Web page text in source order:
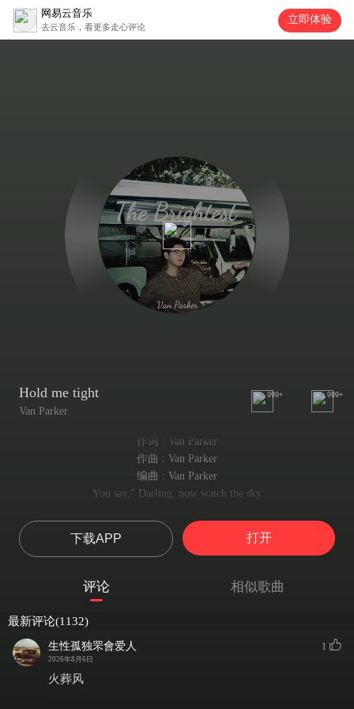
网易云音乐
去云音乐，看更多走心评论
立即体验
Hold me tight
Van Parker
999+ 999+
作词 : Van Parker
作曲 : Van Parker
编曲 : Van Parker
You say," Darling, now watch the sky
It's stitching gold into the blue."
正将金线绣进蔚蓝。”
And for the first time
I've got nothing left to lose but you
下载APP 打开
评论 相似歌曲
最新评论(1132)
生性孤独罘會爱人
2026年8月6日
1
火葬风